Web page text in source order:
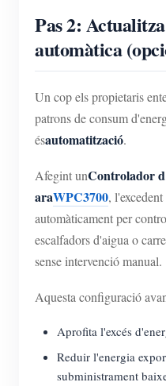
Pas 2:
automàtica
Un cop els propietaris
patrons de consum
ésautomatització.
Afegint unControlador
araWPC3700,
automàticament per
escalfadors d'aigua o
sense intervenció manual.
Aquesta configuració
Aprofita l'excés
Reduir l'energia
subministrament